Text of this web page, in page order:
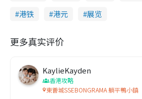
港铁
港元 展览
更多真实评价
KaylieKayden
香港攻略
東薈城SSEBONGRAMA 躺平鴨小鎮